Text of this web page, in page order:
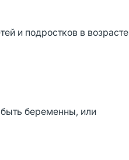
и подростков в возрасте
беременны, или